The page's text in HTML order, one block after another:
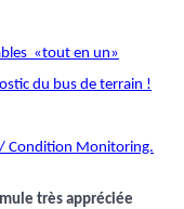
«tout en un»
du bus de terrain !
Condition Monitoring.
très appréciée